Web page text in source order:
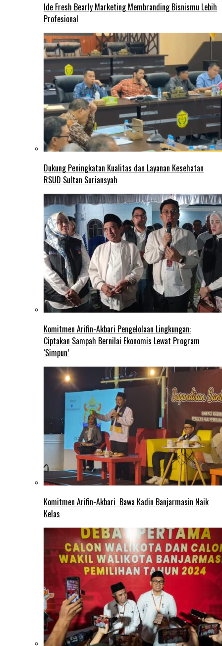
Ide Fresh Bearly Marketing Membranding Bisnismu Lebih
Profesional
Dukung Peningkatan Kualitas dan Layanan Kesehatan
RSUD Sultan Suriansyah
Komitmen Arifin-Akbari Pengelolaan Lingkungan:
Ciptakan Sampah Bernilai Ekonomis Lewat Program
‘Simpun’
Komitmen Arifin-Akbari Bawa Kadin Banjarmasin Naik
Kelas